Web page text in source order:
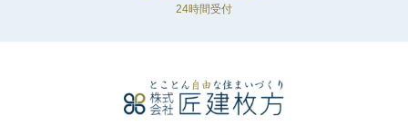
24時間受付